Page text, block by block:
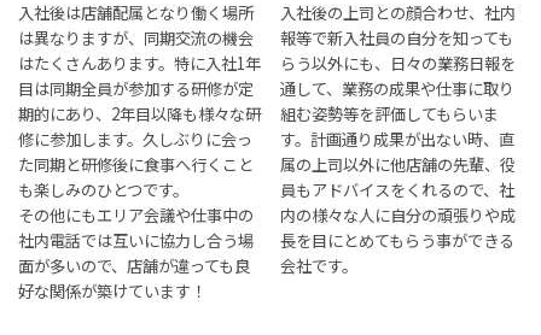
入社後は店舗配属となり働く場所
は異なりますが、同期交流の機会
はたくさんあります。特に入社1年
目は同期全員が参加する研修が定
期的にあり、2年目以降も様々な研
修に参加します。久しぶりに会っ
た同期と研修後に食事へ行くこと
も楽しみのひとつです。
その他にもエリア会議や仕事中の
社内電話では互いに協力し合う場
面が多いので、店舗が違っても良
好な関係が築けています！
入社後の上司との顔合わせ、社内
報等で新入社員の自分を知っても
らう以外にも、日々の業務日報を
通して、業務の成果や仕事に取り
組む姿勢等を評価してもらいま
す。計画通り成果が出ない時、直
属の上司以外に他店舗の先輩、役
員もアドバイスをくれるので、社
内の様々な人に自分の頑張りや成
長を目にとめてもらう事ができる
会社です。